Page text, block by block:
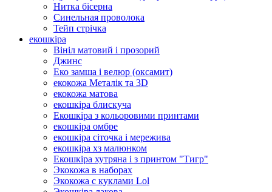
Нитка бісерна
Синельная проволока
Тейп стрічка
екошкіра
Вініл матовий і прозорий
Джинс
Еко замша і велюр (оксамит)
екокожа Металік та 3D
екокожа матова
екошкіра блискуча
Екошкіра з кольоровими принтами
екошкіра омбре
екошкіра сіточка і мережива
екошкіра хз малюнком
Екошкіра хутряна і з принтом "Тигр"
Экокожа в наборах
Экокожа с куклами Lol